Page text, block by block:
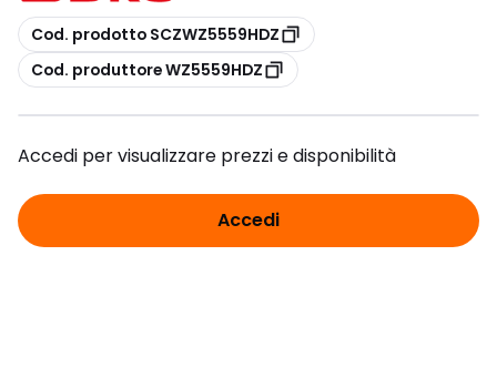
copia
Cod. prodotto SCZWZ5559HDZ
copia
Cod. produttore WZ5559HDZ
Accedi per visualizzare prezzi e disponibilità
Accedi